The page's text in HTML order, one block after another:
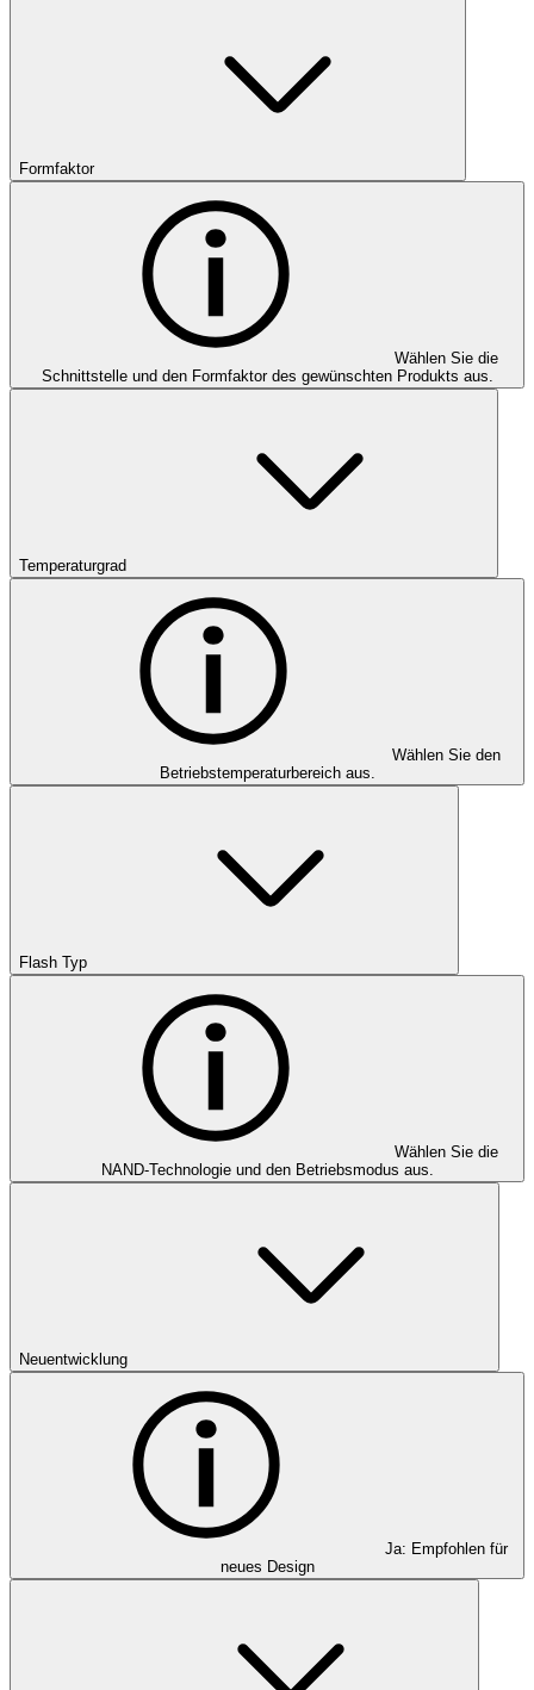
Formfaktor
Wählen Sie die
Schnittstelle und den Formfaktor des gewünschten Produkts aus.
Temperaturgrad
Wählen Sie den
Betriebstemperaturbereich aus.
Flash Typ
Wählen Sie die
NAND-Technologie und den Betriebsmodus aus.
Neuentwicklung
Ja: Empfohlen für
neues Design